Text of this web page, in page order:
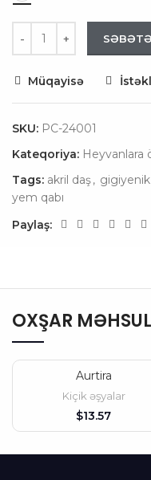
Müqayisə
SKU: PC-24001
Kateqoriya: Heyvanlara
Tags: akril daş, gigiyenik
yem qabı
Paylaş:
OXŞAR
Aurtira
Kiçik əşyalar
$